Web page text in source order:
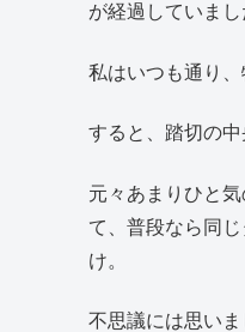
が経過していま
私はいつも通り
すると、踏切の
元々あまりひと
て、普段なら同
け。
不思議には思い